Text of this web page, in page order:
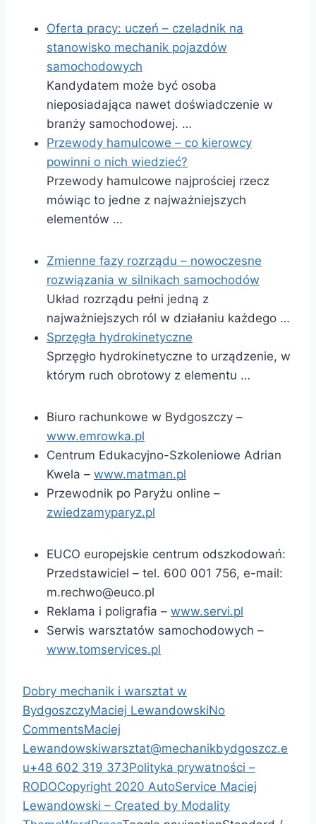
Oferta pracy: uczeń – czeladnik na
stanowisko mechanik pojazdów
samochodowych
Kandydatem może być osoba
nieposiadająca nawet doświadczenie w
branży samochodowej. …
Przewody hamulcowe – co kierowcy
powinni o nich wiedzieć?
Przewody hamulcowe najprościej rzecz
mówiąc to jedne z najważniejszych
elementów …
Zmienne fazy rozrządu – nowoczesne
rozwiązania w silnikach samochodów
Układ rozrządu pełni jedną z
najważniejszych ról w działaniu każdego …
Sprzęgła hydrokinetyczne
Sprzęgło hydrokinetyczne to urządzenie, w
którym ruch obrotowy z elementu …
Biuro rachunkowe w Bydgoszczy –
www.emrowka.pl
Centrum Edukacyjno-Szkoleniowe Adrian
Kwela – www.matman.pl
Przewodnik po Paryżu online –
zwiedzamyparyz.pl
EUCO europejskie centrum odszkodowań:
Przedstawiciel – tel. 600 001 756, e-mail:
m.rechwo@euco.pl
Reklama i poligrafia – www.servi.pl
Serwis warsztatów samochodowych –
www.tomservices.pl
Dobry mechanik i warsztat w
BydgoszczyMaciej LewandowskiNo
CommentsMaciej
Lewandowskiwarsztat@mechanikbydgoszcz.e
u+48 602 319 373Polityka prywatności –
RODOCopyright 2020 AutoService Maciej
Lewandowski – Created by Modality